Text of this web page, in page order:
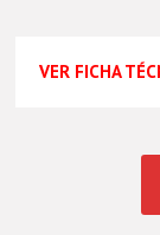
VER FICHA